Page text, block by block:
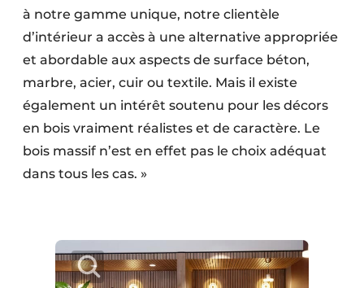
à notre gamme unique, notre clientèle
d’intérieur a accès à une alternative appropriée
et abordable aux aspects de surface béton,
marbre, acier, cuir ou textile. Mais il existe
également un intérêt soutenu pour les décors
en bois vraiment réalistes et de caractère. Le
bois massif n’est en effet pas le choix adéquat
dans tous les cas. »